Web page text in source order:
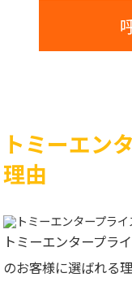
トミーエン
理由
トミーエンタープラ
のお客様に選ばれる